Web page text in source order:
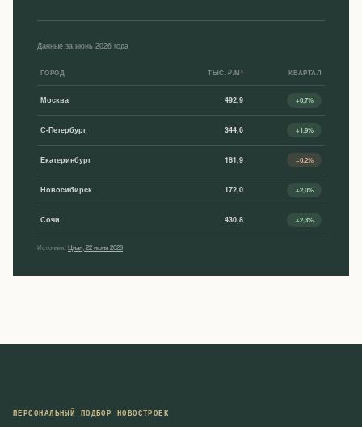
Данные за июнь 2026 года
ГОРОД ТЫС. ₽/М² КВАРТАЛ
Москва 492,9 +0,7%
С-Петербург 344,6 +1,9%
Екатеринбург 181,9 −0,2%
Новосибирск 172,0 +2,0%
Сочи 430,8 +2,3%
Источник:Циан, 22 июня 2026
ПЕРСОНАЛЬНЫЙ ПОДБОР НОВОСТРОЕК